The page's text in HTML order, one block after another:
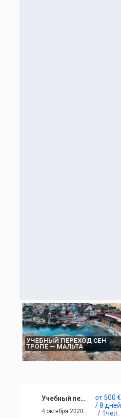
УЧЕБНЫЙ ПЕРЕХОД СЕН
ТРОПЕ — МАЛЬТА
Учебный переход Сен Тропе — Мальта
4 октября 2020 г. — 11 октября 2020 г.
от 500 €
/ 8 дней
/ 1чел.